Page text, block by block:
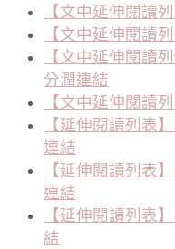
【文中延伸閱讀
【文中延伸閱讀
【文中延伸閱讀
分潤連結
【文中延伸閱讀
【延伸閱讀列表
連結
【延伸閱讀列表
連結
【延伸閱讀列表
結